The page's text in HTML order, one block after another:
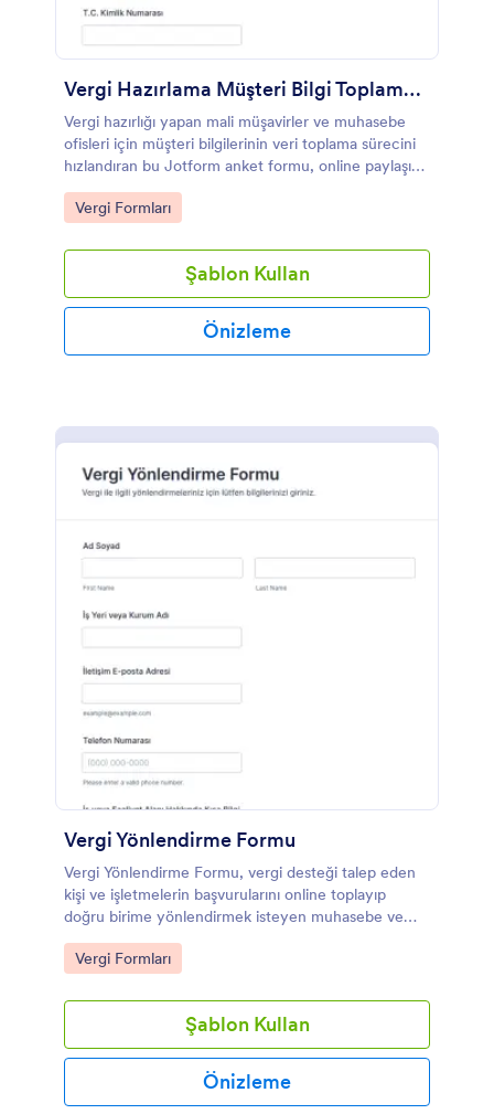
Vergi Hazırlama Müşteri Bilgi Toplama Anketi
Vergi hazırlığı yapan mali müşavirler ve muhasebe
ofisleri için müşteri bilgilerinin veri toplama sürecini
hızlandıran bu Jotform anket formu, online paylaşım
ve düzenli form yanıtı takibi sağlar.
Go to Category:
Vergi Formları
Şablon Kullan
Önizleme
Vergi Yönlendirme Formu
Vergi Yönlendirme Formu, vergi desteği talep eden
kişi ve işletmelerin başvurularını online toplayıp
doğru birime yönlendirmek isteyen muhasebe ve
danışmanlık ekipleri için hazırlanmış bir form
şablonudur.
Go to Category:
Vergi Formları
Şablon Kullan
Önizleme